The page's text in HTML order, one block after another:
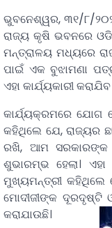
ଭୁବନେଶ୍ୱର, ୩୧/୮/
ରାଜ୍ୟ କୃଷି ଭବନରେ
ମନ୍ତ୍ରାଳୟ ମଧ୍ୟରେ
ପାଇଁ ଏକ ବୁଝାମଣା
ଏହା କାର୍ଯ୍ୟକାରୀ
କାର୍ଯ୍ୟକ୍ରମରେ ଯୋଗ
କହିଥିଲେ ଯେ, ରାଜ୍ୟର
ରଖି, ଆମ ସରକାରଙ୍କ
ଶୁଭାରମ୍ଭ ହେଲା।
ମୁଖ୍ୟମନ୍ତ୍ରୀ କହିଥିଲେ
ମୋଦୀଜୀଙ୍କ ଦୂରଦୃଷ୍ଟି
କରାଯାଉଛି।